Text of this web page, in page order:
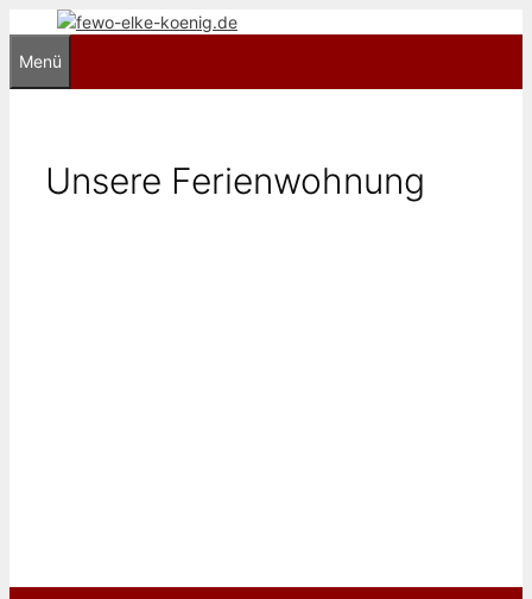
springen
Menü
Unsere Ferienwohnung